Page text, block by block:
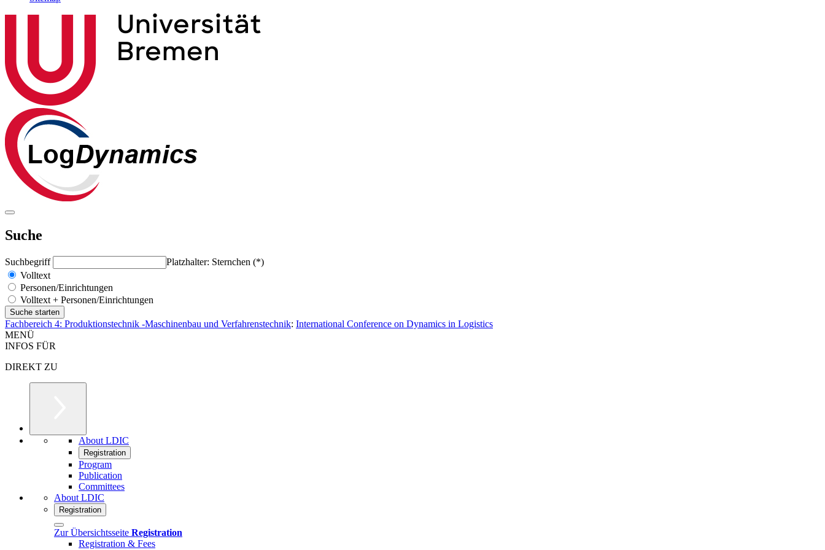
Suche
Suchbegriff
Platzhalter: Sternchen (*)
Volltext
Personen/Einrichtungen
Volltext + Personen/Einrichtungen
Fachbereich 4: Produktionstechnik -Maschinenbau und Verfahrenstechnik: International Conference on Dynamics in Logistics
MENÜ
INFOS FÜR
DIREKT ZU
About LDIC
Registration
Program
Publication
Committees
About LDIC
Registration
Zur Übersichtsseite Registration
Registration & Fees